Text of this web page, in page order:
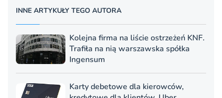
INNE ARTYKUŁY TEGO AUTORA
Kolejna firma na liście ostrzeżeń KNF.
Trafiła na nią warszawska spółka
Ingensum
Karty debetowe dla kierowców,